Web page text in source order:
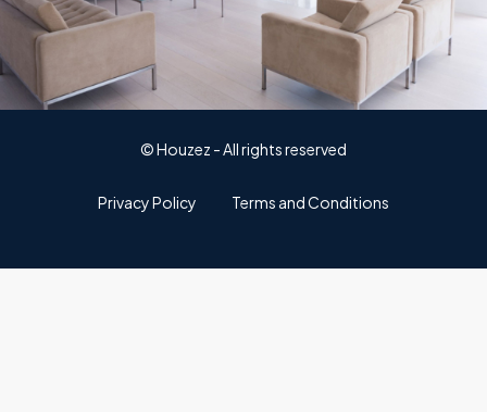
© Houzez - All rights reserved
Privacy Policy Terms and Conditions